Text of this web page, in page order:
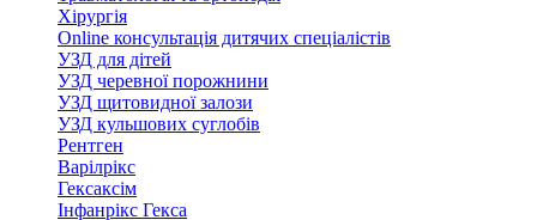
Хірургія
Online консультація дитячих спеціалістів
УЗД для дітей
УЗД черевної порожнини
УЗД щитовидної залози
УЗД кульшових суглобів
Рентген
Варілрікс
Гексаксім
Інфанрікс Гекса